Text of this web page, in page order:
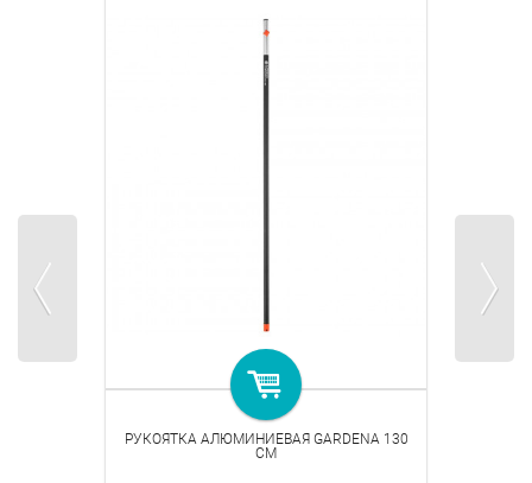
РУКОЯТКА АЛЮМИНИЕВАЯ GARDENA 130
СМ